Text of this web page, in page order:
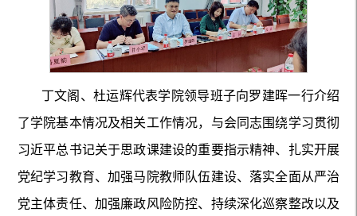
丁文阁、杜运辉代表学院领导班子向罗建晖一行介绍
了学院基本情况及相关工作情况，与会同志围绕学习贯彻
习近平总书记关于思政课建设的重要指示精神、扎实开展
党纪学习教育、加强马院教师队伍建设、落实全面从严治
党主体责任、加强廉政风险防控、持续深化巡察整改以及